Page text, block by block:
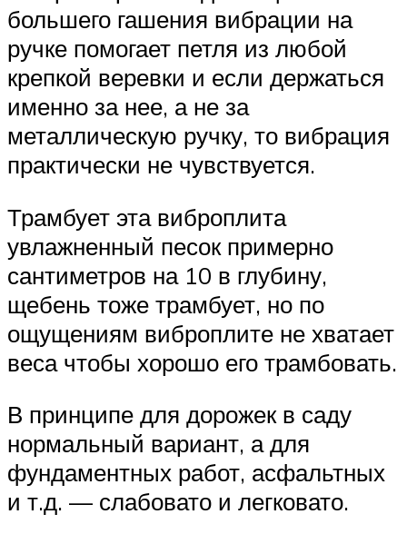
большего гашения вибрации на
ручке помогает петля из любой
крепкой веревки и если держаться
именно за нее, а не за
металлическую ручку, то вибрация
практически не чувствуется.
Трамбует эта виброплита
увлажненный песок примерно
сантиметров на 10 в глубину,
щебень тоже трамбует, но по
ощущениям виброплите не хватает
веса чтобы хорошо его трамбовать.
В принципе для дорожек в саду
нормальный вариант, а для
фундаментных работ, асфальтных
и т.д. — слабовато и легковато.